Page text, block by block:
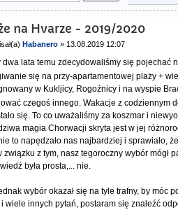
na Hvarze - 2019/2020
Habanero » 13.08.2019 12:07
dwa lata temu zdecydowaliśmy się pojechać
się na przy-apartamentowej plaży +
w Kukljicy, Rogoźnicy i na wyspie
czegoś innego. Wakacje z codziennym
się. To co uważaliśmy za koszmar i
magia Chorwacji skryta jest w jej
to napędzało nas najbardziej i sprawiało,
związku z tym, nasz tegoroczny wybór mógł
była prosta,... nie.
wybór okazał się na tyle trafny, by móc
i wiele innych pytań, postaram się znaleźć